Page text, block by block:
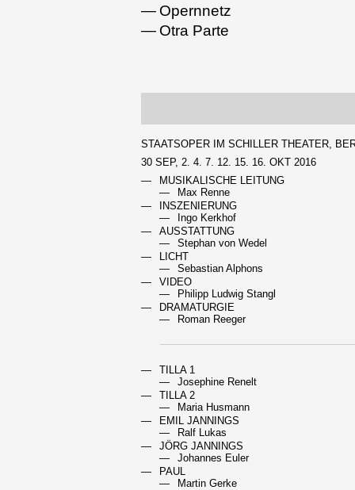
Opernnetz
Otra Parte
STAATSOPER IM SCHILLER THEATER,
30 SEP, 2. 4. 7. 12. 15. 16. OKT 2016
MUSIKALISCHE LEITUNG
Max Renne
INSZENIERUNG
Ingo Kerkhof
AUSSTATTUNG
Stephan von Wedel
LICHT
Sebastian Alphons
VIDEO
Philipp Ludwig Stangl
DRAMATURGIE
Roman Reeger
TILLA 1
Josephine Renelt
TILLA 2
Maria Husmann
EMIL JANNINGS
Ralf Lukas
JÖRG JANNINGS
Johannes Euler
PAUL
Martin Gerke